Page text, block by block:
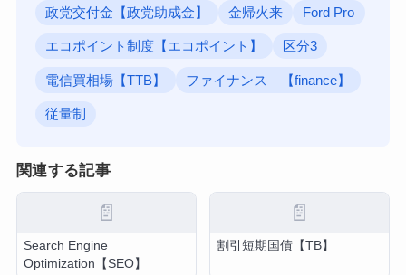
政党交付金【政党助成金】 金帰火来 Ford Pro
エコポイント制度【エコポイント】 区分3
電信買相場【TTB】 ファイナンス 【finance】
従量制
関連する記事
📄
Search Engine
Optimization【SEO】
📄
割引短期国債【TB】